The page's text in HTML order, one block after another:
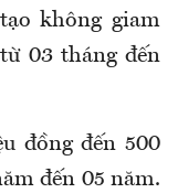
không giam
03 tháng đến
đồng đến 500
đến 05 năm.